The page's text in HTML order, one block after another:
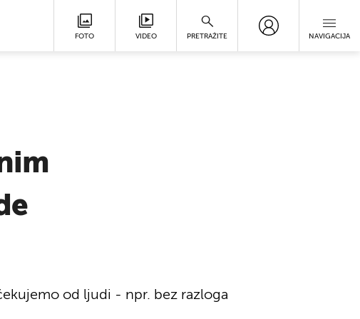
FOTO VIDEO PRETRAŽITE NAVIGACIJA
od ljudi - npr. bez razloga